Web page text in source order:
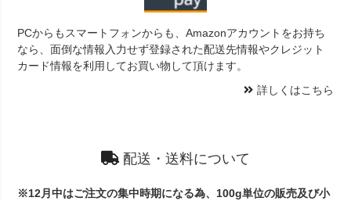
PCからもスマートフォンからも、Amazonアカウントをお持ち
なら、面倒な情報入力せず登録された配送先情報やクレジット
カード情報を利用してお買い物して頂けます。
詳しくはこちら
配送・送料について
※12月中はご注文の集中時期になる為、100g単位の販売及び小